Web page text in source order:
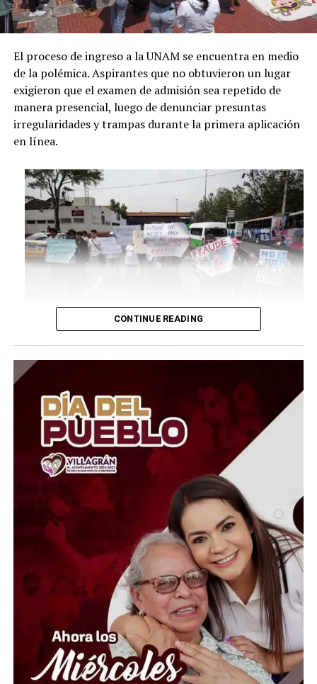
El proceso de ingreso a la UNAM se encuentra en medio
de la polémica. Aspirantes que no obtuvieron un lugar
exigieron que el examen de admisión sea repetido de
manera presencial, luego de denunciar presuntas
irregularidades y trampas durante la primera aplicación
en línea.
haya permitido posibles ventajas indebidas, incluyendo
el uso de herramientas tecnológicas para responder la
prueba. La controversia creció luego de que se
detectaran anomalías y circularan señalamientos sobre
posibles prácticas para burlar los mecanismos de
vigilancia.
Ante esta situación, la UNAM creó una Comisión Técnica
para revisar las pruebas y determinar qué ocurrió. La
universidad también suspendió temporalmente el
proceso de inscripciones mientras analiza las
irregularidades y busca establecer un mecanismo que
permita dar certeza a los aspirantes.
Ahora, los jóvenes piden que la solución sea un nuevo
examen presencial y bajo condiciones iguales para todos.
La UNAM deberá determinar si se repite la prueba o si
existen otras medidas para identificar los casos
sospechosos, mientras crece la presión para garantizar
que el ingreso a la máxima casa de estudios sea
CONTINUE READING